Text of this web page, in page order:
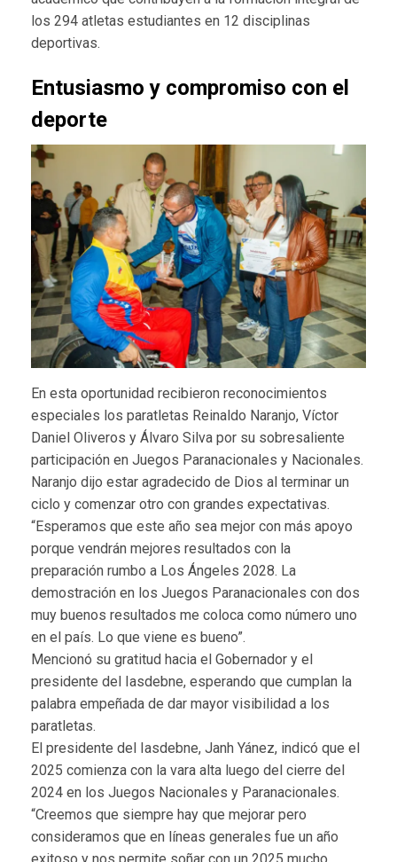
los 294 atletas estudiantes en 12 disciplinas
deportivas.
Entusiasmo y compromiso con el
deporte
En esta oportunidad recibieron reconocimientos
especiales los paratletas Reinaldo Naranjo, Víctor
Daniel Oliveros y Álvaro Silva por su sobresaliente
participación en Juegos Paranacionales y Nacionales.
Naranjo dijo estar agradecido de Dios al terminar un
ciclo y comenzar otro con grandes expectativas.
“Esperamos que este año sea mejor con más apoyo
porque vendrán mejores resultados con la
preparación rumbo a Los Ángeles 2028. La
demostración en los Juegos Paranacionales con dos
muy buenos resultados me coloca como número uno
en el país. Lo que viene es bueno”.
Mencionó su gratitud hacia el Gobernador y el
presidente del Iasdebne, esperando que cumplan la
palabra empeñada de dar mayor visibilidad a los
paratletas.
El presidente del Iasdebne, Janh Yánez, indicó que el
2025 comienza con la vara alta luego del cierre del
2024 en los Juegos Nacionales y Paranacionales.
“Creemos que siempre hay que mejorar pero
consideramos que en líneas generales fue un año